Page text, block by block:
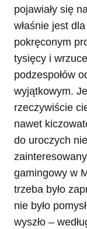
pojawiały się
właśnie jest
pokręconym
tysięcy i
podzespołów
wyjątkowym.
rzeczywiście
nawet
do uroczych
gamingowy w
trzeba było
nie było
wyszło –